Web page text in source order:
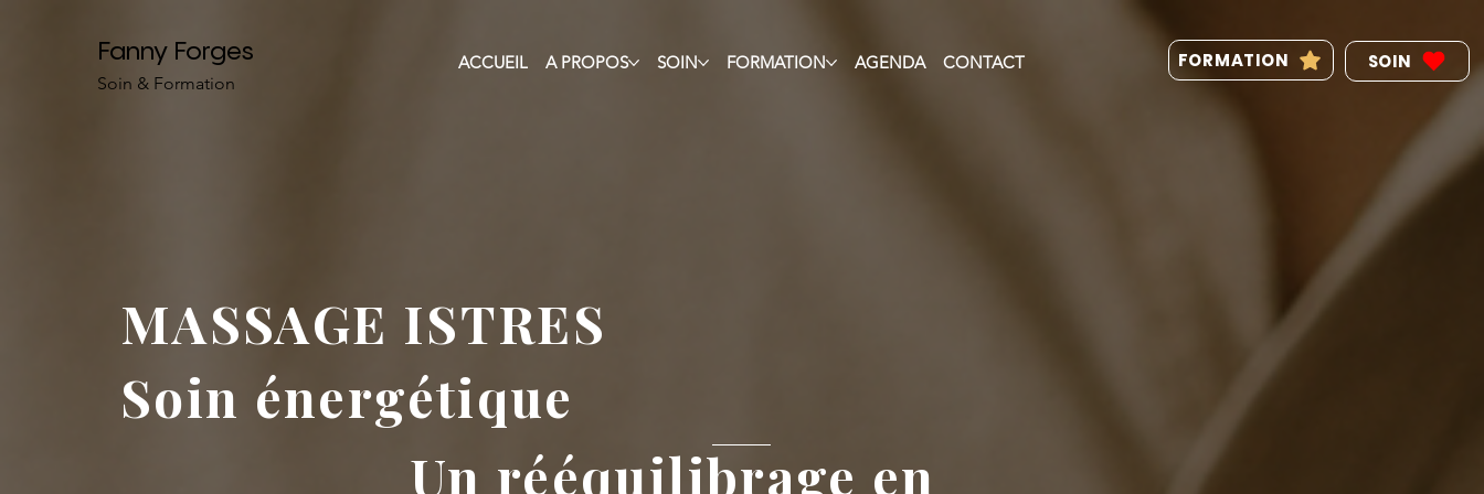
Fanny Forges
Soin & Formation
ACCUEIL A PROPOS SOIN FORMATION AGENDA CONTACT FORMATION SOIN
MASSAGE ISTRES
Soin énergétique
Un rééquilibrage en